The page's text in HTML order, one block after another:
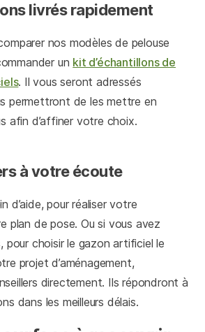
livrés rapidement
nos modèles de pelouse
un kit d’échantillons de
. Il vous seront adressés
permettront de les mettre en
afin d’affiner votre choix.
à votre écoute
d’aide, pour réaliser votre
plan de pose. Ou si vous avez
pour choisir le gazon artificiel le
projet d’aménagement,
directement. Ils répondront à
dans les meilleurs délais.